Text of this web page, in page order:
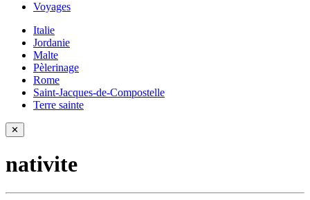
Voyages
Italie
Jordanie
Malte
Pèlerinage
Rome
Saint-Jacques-de-Compostelle
Terre sainte
✕
nativite